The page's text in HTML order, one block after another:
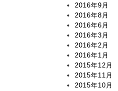
2016年9月
2016年8月
2016年6月
2016年3月
2016年2月
2016年1月
2015年12月
2015年11月
2015年10月